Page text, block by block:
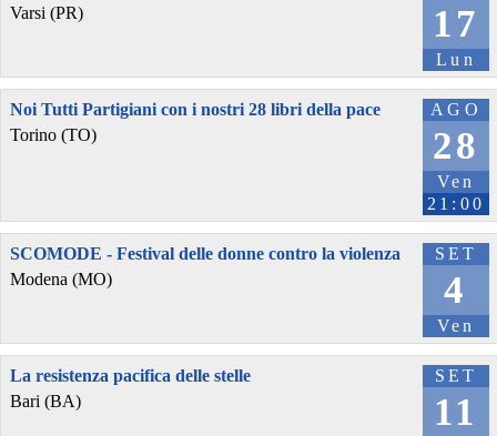
17
Lun
Varsi (PR)
AGO
28
Ven
21:00
Noi Tutti Partigiani con i nostri 28 libri della pace
Torino (TO)
SET
4
Ven
SCOMODE - Festival delle donne contro la violenza
Modena (MO)
SET
11
La resistenza pacifica delle stelle
Bari (BA)